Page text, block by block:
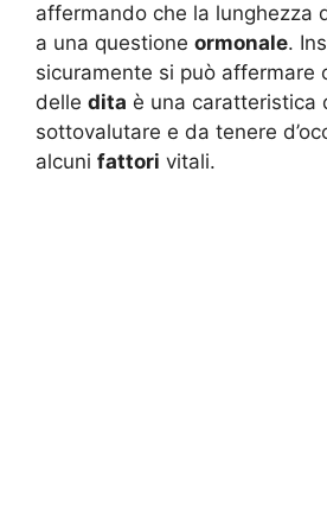
affermando che la lunghezza
a una questione ormonale.
sicuramente si può affermare
delle dita è una caratteristica
sottovalutare e da tenere
alcuni fattori vitali.